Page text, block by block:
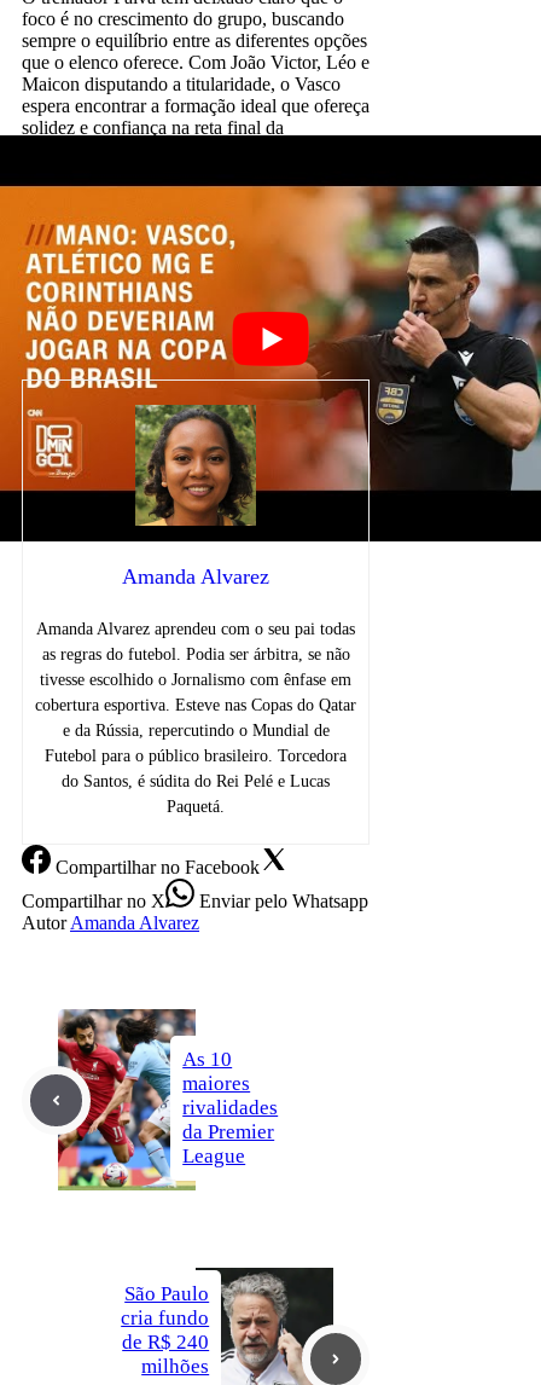
foco é no crescimento do grupo, buscando
sempre o equilíbrio entre as diferentes opções
que o elenco oferece. Com João Victor, Léo e
Maicon disputando a titularidade, o Vasco
espera encontrar a formação ideal que ofereça
solidez e confiança na reta final da
TelegrameFacebooke tenha acesso às
nossas novidades através das redes sociais.
notícias
Vasco de Gama
Amanda Alvarez
Amanda Alvarez aprendeu com o seu pai todas
as regras do futebol. Podia ser árbitra, se não
tivesse escolhido o Jornalismo com ênfase em
cobertura esportiva. Esteve nas Copas do Qatar
e da Rússia, repercutindo o Mundial de
Futebol para o público brasileiro. Torcedora
do Santos, é súdita do Rei Pelé e Lucas
Paquetá.
Compartilharno Facebook
Compartilharno X Enviarpelo Whatsapp
Autor Amanda Alvarez
As 10
maiores
rivalidades
da Premier
League
São Paulo
cria fundo
de R$ 240
milhões